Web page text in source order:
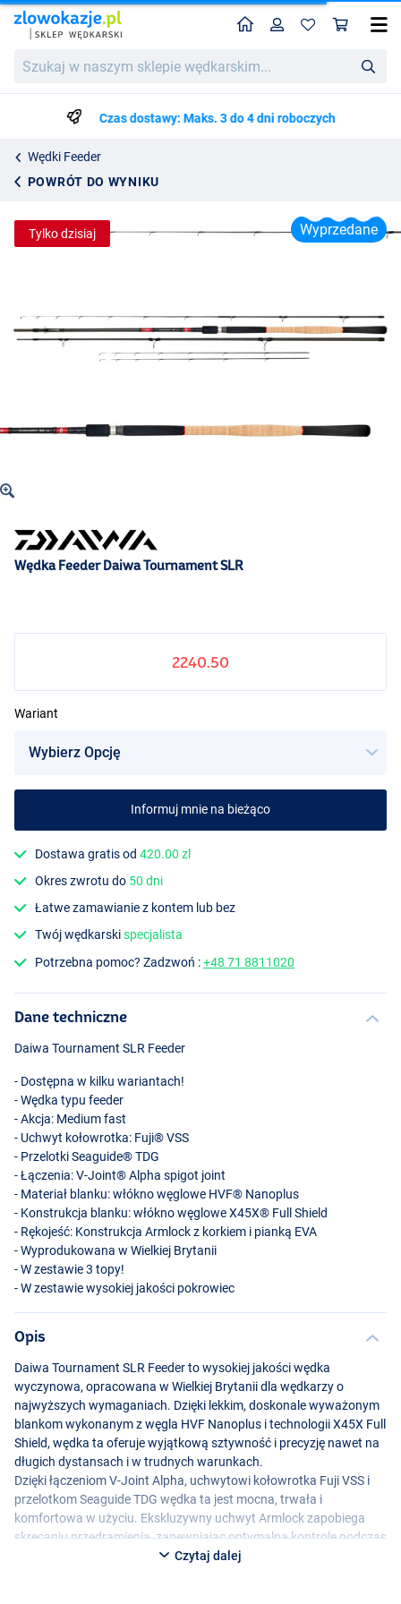
w
wędkarskim...
HomeProfil
Czas dostawy: Maks. 3 do 4 dni roboczych
Wędki Feeder
POWRÓT DO WYNIKU
Wędka Feeder Daiwa Tournament SLR
2240.50
Wyprzedane
Tylko dzisiaj
Wędka Feeder Daiwa Tournament SLR
2240.50
Wariant
Informuj mnie na bieżąco
Dostawa gratis od420.00 zl
Okres zwrotu do 50 dni
Łatwe zamawianie z kontem lub bez
Twój wędkarskispecjalista
Potrzebna pomoc? Zadzwoń :+48 71 8811020
Dane techniczne
Daiwa Tournament SLR Feeder
- Dostępna w kilku wariantach!
- Wędka typu feeder
- Akcja: Medium fast
- Uchwyt kołowrotka: Fuji®VSS
- Przelotki Seaguide®TDG
- Łączenia: V-Joint® Alpha spigot joint
- Materiał blanku: włókno węglowe HVF® Nanoplus
- Konstrukcja blanku: włókno węglowe X45X® Full Shield
- Rękojeść: Konstrukcja Armlock z korkiem i pianką EVA
- Wyprodukowana w Wielkiej Brytanii
- W zestawie 3 topy!
- W zestawie wysokiej jakości pokrowiec
Opis
Daiwa Tournament SLR Feeder to wysokiej jakości wędka
wyczynowa, opracowana w Wielkiej Brytanii dla wędkarzy o
najwyższych wymaganiach. Dzięki lekkim, doskonale wyważonym
blankom wykonanym z węgla HVF Nanoplus i technologii X45X Full
Shield, wędka ta oferuje wyjątkową sztywność i precyzję nawet na
długich dystansach i w trudnych warunkach.
Dzięki łączeniom V-Joint Alpha, uchwytowi kołowrotka FujiVSS i
przelotkom SeaguideTDG wędka ta jest mocna, trwała i
komfortowa w użyciu. Ekskluzywny uchwyt Armlock zapobiega
skręcaniu przedramienia, zapewniając optymalną kontrolę podczas
zarzucania i holowania. Dostępna w różnych długościach i
Czytaj dalej